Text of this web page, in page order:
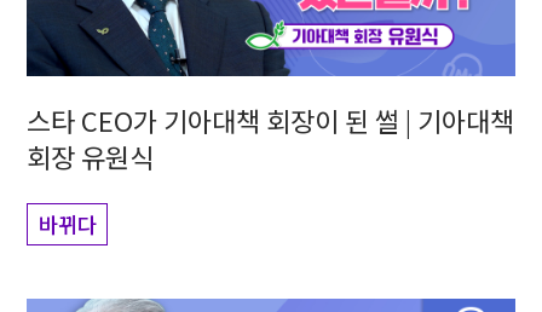
스타 CEO가 기아대책 회장이 된 썰 | 기아대책
회장 유원식
바뀌다